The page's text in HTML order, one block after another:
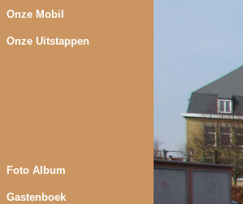
Onze Mobil
Onze Uitstappen
Foto Album
Gastenboek